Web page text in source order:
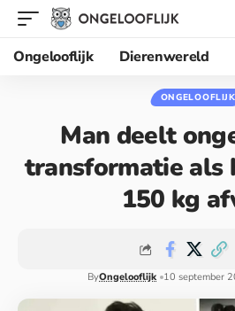
Ongelooflijk
Dierenwereld
ONGELOOFLIJK
Man deelt
transformatie als
150 kg
ByOngelooflijk 10 september